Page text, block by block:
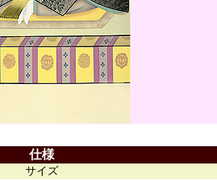
仕様
サイズ